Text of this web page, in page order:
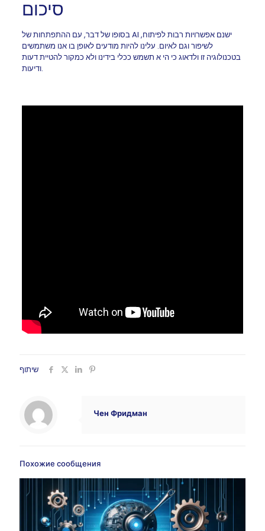
סיכום
בסופו של דבר, עם ההתפתחות של AI ישנם אפשרויות רבות לפיתוח,
לשיפור וגם לאיום. עלינו להיות מודעים לאופן בו אנו משתמשים
בטכנולוגיה זו ולדאוג כי הי א תשמש ככלי בידינו ולא כמקור להטיית דעות
ודיעות.
שיתוף
Чен Фридман
Похожие сообщения